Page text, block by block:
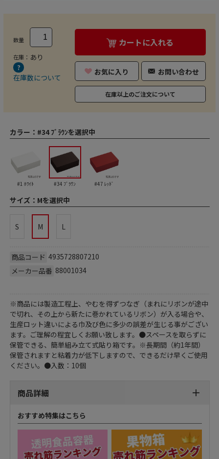
数量
在庫： あり
在庫数について
カートに入れる
お気に入り お問い合わせ
在庫以上のご注文について
カラー： #34 ﾌﾞﾗｳﾝを選択中
#1 ﾎﾜｲﾄ #34 ﾌﾞﾗｳﾝ #47 ﾚｯﾄﾞ
サイズ： Mを選択中
S M L
商品コード 4935728807210
メーカー品番 88001034
※商品には製造工程上、やむを得ずつなぎ（まれにリボンが途中
で切れ、その上から新たに巻かれているリボン）が入る場合や、
生産ロット違いによる巾及び色に多少の誤差が生じる事がござい
ます。ご理解の程宜しくお願い致します。●スペースを取らずに
保管できる、簡単組み立て式貼り箱です。※長期間（約1年間）
保管されますと粘着力が低下しますので、できるだけ早くご使用
ください。●入数：10個
商品詳細
おすすめ特集はこちら